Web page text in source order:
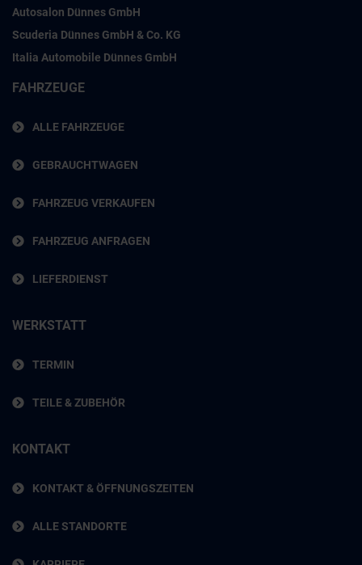
Autosalon Dünnes GmbH
Scuderia Dünnes GmbH & Co. KG
Italia Automobile Dünnes GmbH
FAHRZEUGE
ALLE FAHRZEUGE
GEBRAUCHTWAGEN
FAHRZEUG VERKAUFEN
FAHRZEUG ANFRAGEN
LIEFERDIENST
WERKSTATT
TERMIN
TEILE & ZUBEHÖR
KONTAKT
KONTAKT & ÖFFNUNGSZEITEN
ALLE STANDORTE